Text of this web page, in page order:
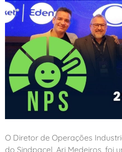
O Diretor de Operações
do Sindpacel, Ari Medeiros, foi